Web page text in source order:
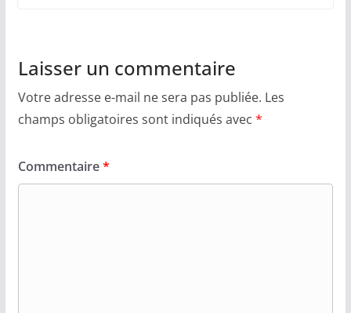
Laisser un commentaire
Votre adresse e-mail ne sera pas publiée. Les
champs obligatoires sont indiqués avec *
Commentaire*